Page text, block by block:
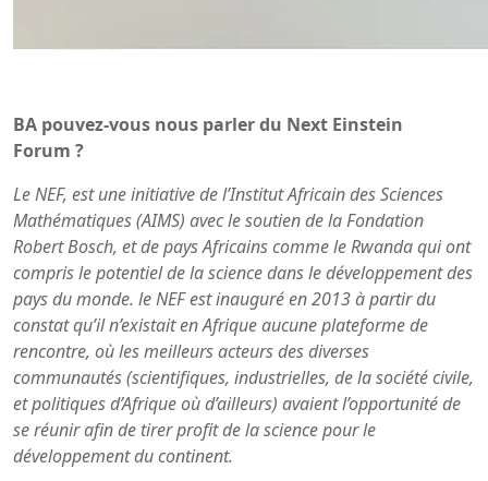
BA pouvez-vous nous parler du Next Einstein
Forum ?
Le NEF, est une initiative de l’Institut Africain des Sciences
Mathématiques (AIMS) avec le soutien de la Fondation
Robert Bosch, et de pays Africains comme le Rwanda qui ont
compris le potentiel de la science dans le développement des
pays du monde. le NEF est inauguré en 2013 à partir du
constat qu’il n’existait en Afrique aucune plateforme de
rencontre, où les meilleurs acteurs des diverses
communautés (scientifiques, industrielles, de la société civile,
et politiques d’Afrique où d’ailleurs) avaient l’opportunité de
se réunir afin de tirer profit de la science pour le
développement du continent.